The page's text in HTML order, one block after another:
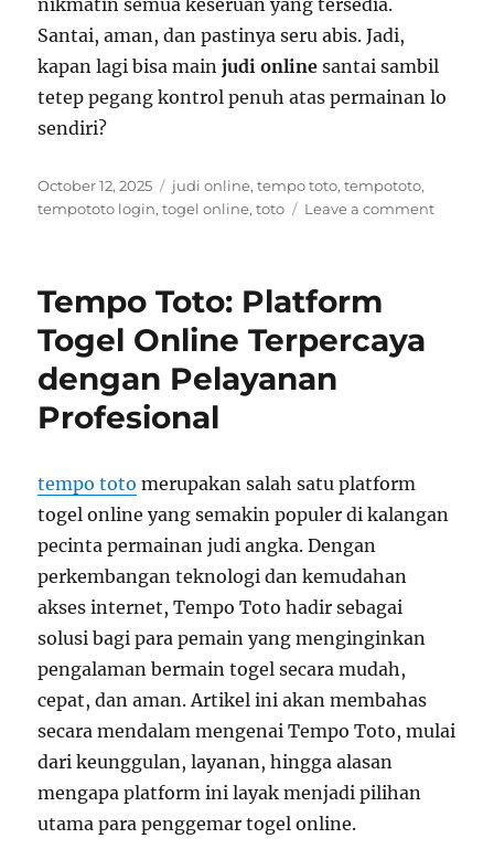
nikmatin semua keseruan yang tersedia.
Santai, aman, dan pastinya seru abis. Jadi,
kapan lagi bisa mainjudi online santai sambil
tetep pegang kontrol penuh atas permainan lo
sendiri?
Posted
on
October 12, 2025 Tags
judi online,tempo toto,tempototo,
tempototo login,togel online,toto Leave a commenton
Tempo Toto: Platform
Togel Online Terpercaya
dengan Pelayanan
Profesional
tempo toto merupakan salah satu platform
togel online yang semakin populer di kalangan
pecinta permainan judi angka. Dengan
perkembangan teknologi dan kemudahan
akses internet, Tempo Toto hadir sebagai
solusi bagi para pemain yang menginginkan
pengalaman bermain togel secara mudah,
cepat, dan aman. Artikel ini akan membahas
secara mendalam mengenai Tempo Toto, mulai
dari keunggulan, layanan, hingga alasan
mengapa platform ini layak menjadi pilihan
utama para penggemar togel online.